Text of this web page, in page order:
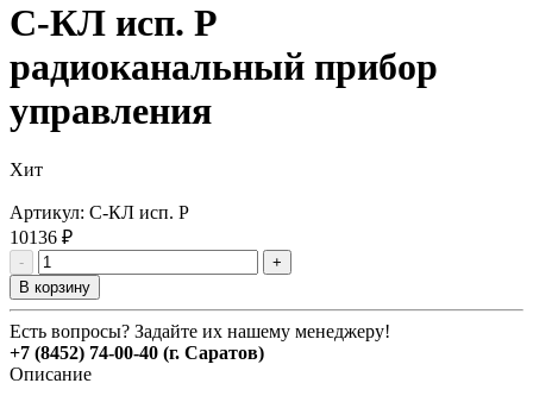
С-КЛ исп. Р
радиоканальный прибор
управления
Хит
Артикул: С-КЛ исп. Р
10136 ₽
-
+
В корзину
Есть вопросы? Задайте их нашему менеджеру!
+7 (8452) 74-00-40 (г. Саратов)
Описание